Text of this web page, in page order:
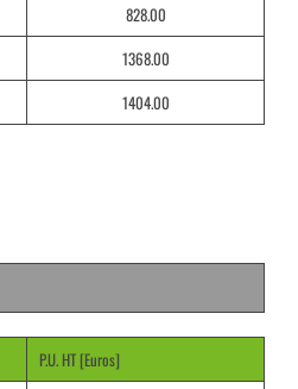
828.00
1368.00
1404.00
P.U. HT [Euros]